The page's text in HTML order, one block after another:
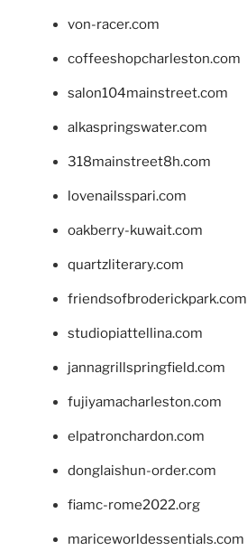
von-racer.com
coffeeshopcharleston.com
salon104mainstreet.com
alkaspringswater.com
318mainstreet8h.com
lovenailsspari.com
oakberry-kuwait.com
quartzliterary.com
friendsofbroderickpark.com
studiopiattellina.com
jannagrillspringfield.com
fujiyamacharleston.com
elpatronchardon.com
donglaishun-order.com
fiamc-rome2022.org
mariceworldessentials.com